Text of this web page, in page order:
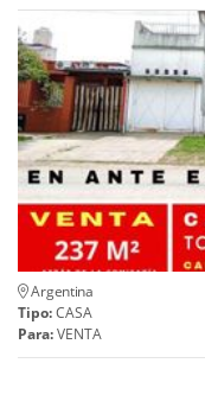
Argentina
Tipo:CASA
Para:VENTA